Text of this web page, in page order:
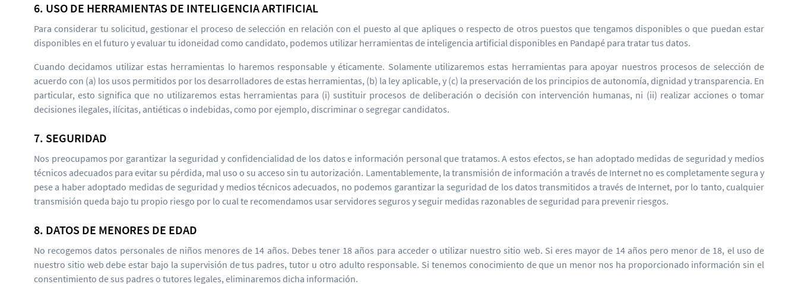
6. USO DE HERRAMIENTAS DE INTELIGENCIA ARTIFICIAL
Para considerar tu solicitud, gestionar el proceso de selección en relación con el puesto al que apliques o respecto de otros puestos que tengamos disponibles o que puedan estar
disponibles en el futuro y evaluar tu idoneidad como candidato, podemos utilizar herramientas de inteligencia artificial disponibles en Pandapé para tratar tus datos.
Cuando decidamos utilizar estas herramientas lo haremos responsable y éticamente. Solamente utilizaremos estas herramientas para apoyar nuestros procesos de selección de
acuerdo con (a) los usos permitidos por los desarrolladores de estas herramientas, (b) la ley aplicable, y (c) la preservación de los principios de autonomía, dignidad y transparencia. En
particular, esto significa que no utilizaremos estas herramientas para (i) sustituir procesos de deliberación o decisión con intervención humanas, ni (ii) realizar acciones o tomar
decisiones ilegales, ilícitas, antiéticas o indebidas, como por ejemplo, discriminar o segregar candidatos.
7. SEGURIDAD
Nos preocupamos por garantizar la seguridad y confidencialidad de los datos e información personal que tratamos. A estos efectos, se han adoptado medidas de seguridad y medios
técnicos adecuados para evitar su pérdida, mal uso o su acceso sin tu autorización. Lamentablemente, la transmisión de información a través de Internet no es completamente segura y
pese a haber adoptado medidas de seguridad y medios técnicos adecuados, no podemos garantizar la seguridad de los datos transmitidos a través de Internet, por lo tanto, cualquier
transmisión queda bajo tu propio riesgo por lo cual te recomendamos usar servidores seguros y seguir medidas razonables de seguridad para prevenir riesgos.
8. DATOS DE MENORES DE EDAD
No recogemos datos personales de niños menores de 14 años. Debes tener 18 años para acceder o utilizar nuestro sitio web. Si eres mayor de 14 años pero menor de 18, el uso de
nuestro sitio web debe estar bajo la supervisión de tus padres, tutor u otro adulto responsable. Si tenemos conocimiento de que un menor nos ha proporcionado información sin el
consentimiento de sus padres o tutores legales, eliminaremos dicha información.